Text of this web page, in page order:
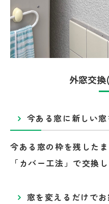
外窓交
今ある窓に新しい
今ある窓の枠を残した
「カバー工法」で交換し
窓を変えるだけで